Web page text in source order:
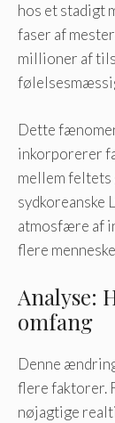
hos et stadigt
faser af
millioner af
Dette
inkorporerer
mellem feltets
sydkoreanske
atmosfære af
flere
Analyse:
omfang
Denne
flere faktorer.
nøjagtige